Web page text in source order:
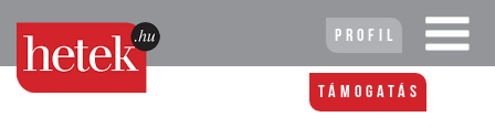
Profil
Támogatás